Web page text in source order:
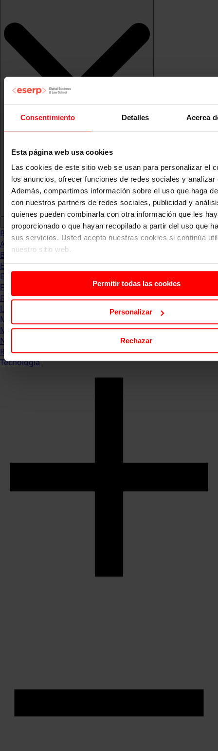
Consentimiento Detalles Acerca
Esta página web usa cookies
Las cookies de este sitio web se usan para personalizar el
los anuncios, ofrecer funciones de redes sociales y analizar
Además, compartimos información sobre el uso que haga
con nuestros partners de redes sociales, publicidad y
quienes pueden combinarla con otra información que les
proporcionado o que hayan recopilado a partir del uso que
sus servicios. Usted acepta nuestras cookies si continúa
nuestro sitio web.
Permitir todas las cookies
Personalizar
Rechazar
Blog
Abogacia
Business
Empleo & Emprendimiento
Empresas
Finanzas
Formación & Estudios
Luxury
Management
Marketing & Comunicación
Negocios
Recursos Humanos
Tecnología